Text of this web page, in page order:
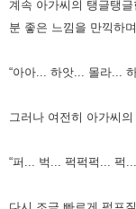
계속 아가씨의 탱글탱
분 좋은 느낌을 만끽하
“아아... 하앗... 몰라...
그러나 여전히 아가씨
“퍼... 벅... 퍽퍽퍽... 퍽